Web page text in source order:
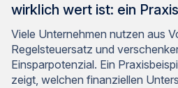
wirklich wert ist: ein
Viele Unternehmen nutzen aus
Regelsteuersatz und
Einsparpotenzial. Ein
zeigt, welchen finanziellen